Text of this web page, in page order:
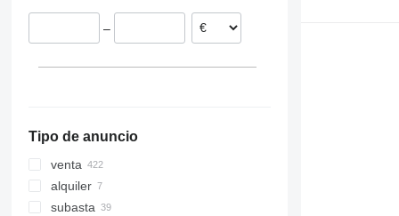
317
323
324
325
326
8008
CT
JS
JZ
NXT
Liftlux
Pecolift
Hungría
Francia
–
Tipo de anuncio
venta
alquiler
subasta